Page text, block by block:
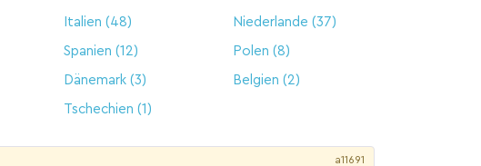
Italien (48) Niederlande (37)
Spanien (12) Polen (8)
Dänemark(3) Belgien (2)
Tschechien (1)
a11691